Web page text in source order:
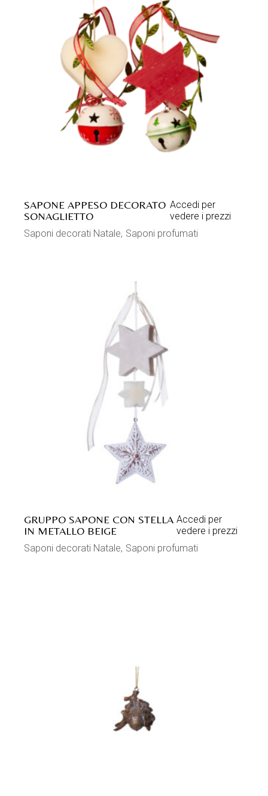
SAPONE APPESO DECORATO
SONAGLIETTO
Accedi per
vedere i prezzi
Saponi decorati Natale Saponi profumati
GRUPPO SAPONE CON STELLA
IN METALLO BEIGE
Accedi per
vedere i prezzi
Saponi decorati Natale Saponi profumati